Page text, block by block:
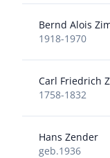
Bernd Alois
1918-1970
Carl Friedrich
1758-1832
Hans Zender
geb.1936